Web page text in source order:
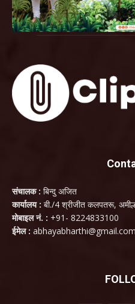
संचालक : बिन्दु अजित
कार्यालय : बी./4 श्रीजीत कलपतरू,
मोबाइल नं. : +91- 8224833100
ईमेल : abhayabharthi@gmail.com